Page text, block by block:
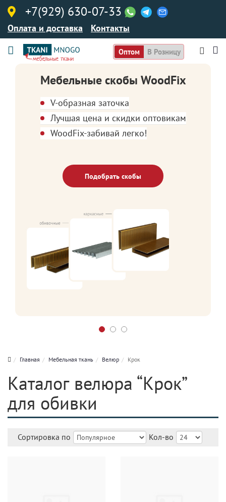
+7(929) 630-07-33
Оплата и доставка Контакты
Оптом В Розницу
Мебельные скобы WoodFix
V-образная заточка
Лучшая цена и скидки оптовикам
WoodFix-забивай легко!
Подобрать скобы
Главная Мебельная ткань Велюр Крок
Каталог велюра “Крок”
для обивки
Сортировка по Кол-во